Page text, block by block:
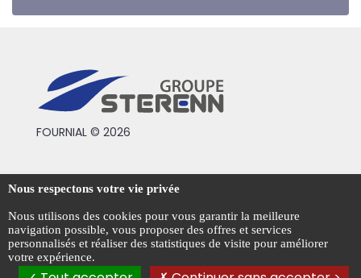
FOURNIAL © 2026
Conditions générales de vente
Mentions légales
Politique de confidentialité
Gestion des cookies
Nous respectons votre vie privée
Nous utilisons des cookies pour vous garantir la meilleure
navigation possible, vous proposer des offres et services
personnalisés et réaliser des statistiques de visite pour améliorer
votre expérience.